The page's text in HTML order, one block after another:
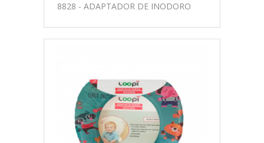
8828 - ADAPTADOR DE INODORO